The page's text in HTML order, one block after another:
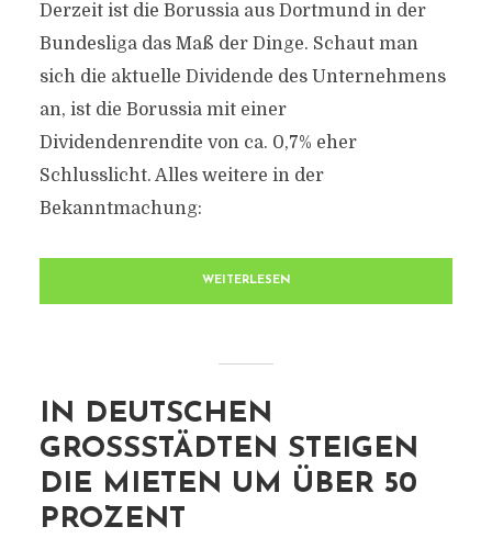
Derzeit ist die Borussia aus Dortmund in der
Bundesliga das Maß der Dinge. Schaut man
sich die aktuelle Dividende des Unternehmens
an, ist die Borussia mit einer
Dividendenrendite von ca. 0,7% eher
Schlusslicht. Alles weitere in der
Bekanntmachung:
WEITERLESEN
IN DEUTSCHEN
GROSSSTÄDTEN STEIGEN D
IE MIETEN UM ÜBER 50 P
ROZENT